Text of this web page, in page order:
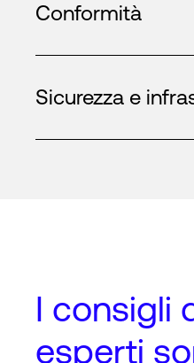
Conformità
Sicurezza e
I consigli
esperti